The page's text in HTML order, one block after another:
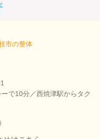
市の整体
で10分／西焼津駅からタク